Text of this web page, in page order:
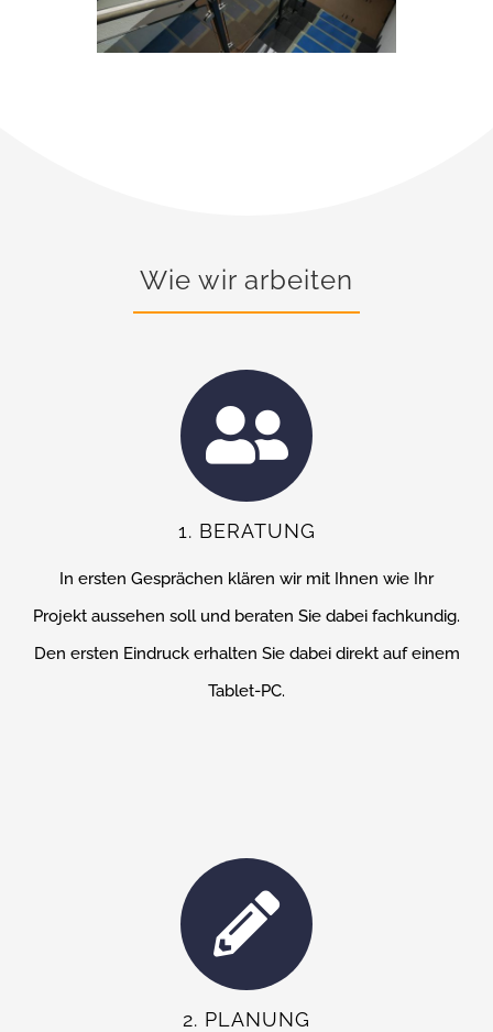
Wie wir arbeiten
1. BERATUNG
In ersten Gesprächen klären wir mit Ihnen wie Ihr
Projekt aussehen soll und beraten Sie dabei fachkundig.
Den ersten Eindruck erhalten Sie dabei direkt auf einem
Tablet-PC.
2. PLANUNG